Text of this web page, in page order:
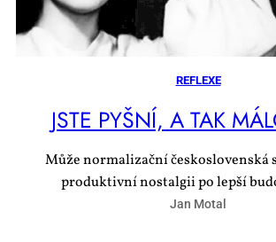
REFLEXE
JSTE PYŠ­NÍ, A TAK
Může normalizační československá
produktivní nostalgii po lepší
Jan Motal